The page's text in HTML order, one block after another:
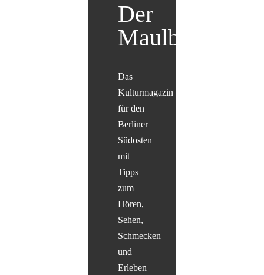
Der
Maulbär
Das
Kulturmagazin
für den
Berliner
Südosten
mit
Tipps
zum
Hören,
Sehen,
Schmecken
und
Erleben